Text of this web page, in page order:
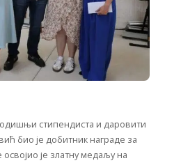
стипендиста и даровити
био је добитник награде за
је златну медаљу на